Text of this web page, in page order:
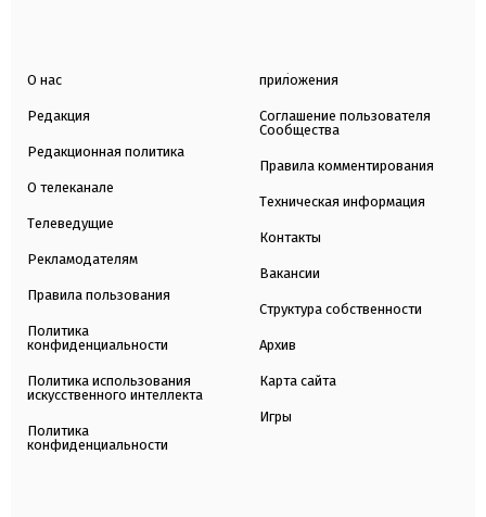
О нас
Редакция
Редакционная политика
О телеканале
Телеведущие
Рекламодателям
Правила пользования
Политика
конфиденциальности
Политика использования
искусственного интеллекта
Политика
конфиденциальности
приложения
Соглашение пользователя
Сообщества
Правила комментирования
Техническая информация
Контакты
Вакансии
Структура собственности
Архив
Карта сайта
Игры